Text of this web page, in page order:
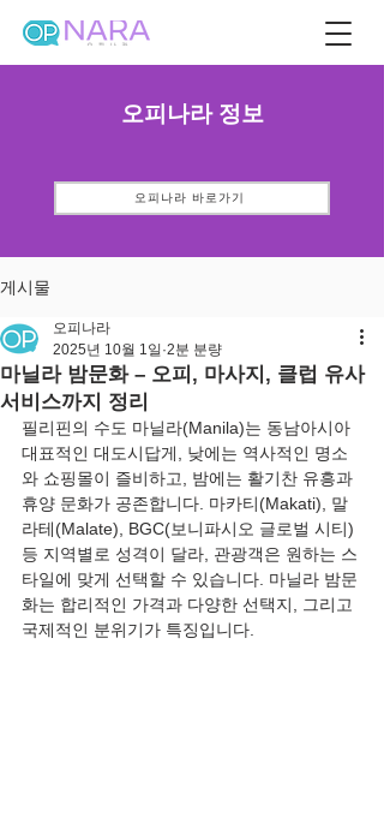
오피나라 정보
오피나라 바로가기
게시물
마닐라 밤문화 – 오피, 마사지, 클럽 유사
서비스까지 정리
오피나라
2025년 10월 1일 2분 분량
필리핀의 수도 마닐라(Manila)는 동남아시아
대표적인 대도시답게, 낮에는 역사적인 명소
와 쇼핑몰이 즐비하고, 밤에는 활기찬 유흥과
휴양 문화가 공존합니다. 마카티(Makati), 말
라테(Malate), BGC(보니파시오 글로벌 시티)
등 지역별로 성격이 달라, 관광객은 원하는 스
타일에 맞게 선택할 수 있습니다. 마닐라 밤문
화는 합리적인 가격과 다양한 선택지, 그리고
국제적인 분위기가 특징입니다.